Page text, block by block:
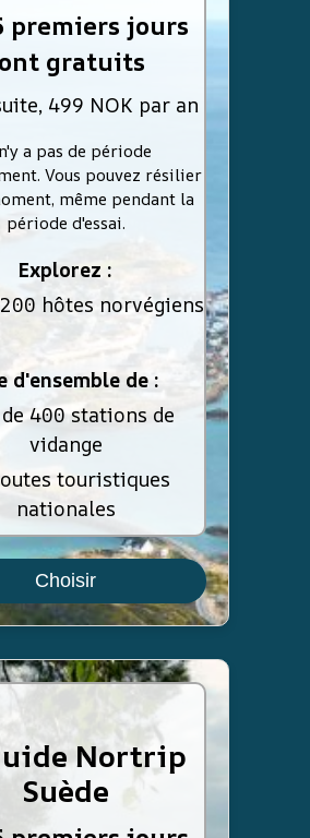
premiers jours
gratuits
499 NOK par an
a pas de période
Vous pouvez résilier
même pendant la
période d'essai.
Explorez :
hôtes norvégiens
d'ensemble de :
400 stations de
vidange
touristiques
nationales
Choisir
Nortrip
Suède